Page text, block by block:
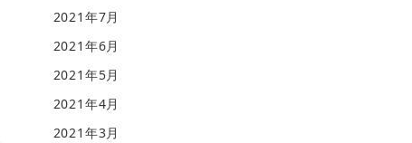
2021年7月
2021年6月
2021年5月
2021年4月
2021年3月